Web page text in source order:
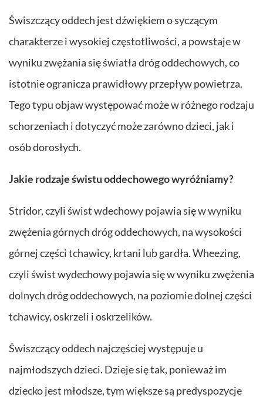
Świszczący oddech jest dźwiękiem o syczącym
charakterze i wysokiej częstotliwości, a powstaje w
wyniku zwężania się światła dróg oddechowych, co
istotnie ogranicza prawidłowy przepływ powietrza.
Tego typu objaw występować może w różnego rodzaju
schorzeniach i dotyczyć może zarówno dzieci, jak i
osób dorosłych.
Jakie rodzaje świstu oddechowego wyróżniamy?
Stridor, czyli świst wdechowy pojawia się w wyniku
zwężenia górnych dróg oddechowych, na wysokości
górnej części tchawicy, krtani lub gardła. Wheezing,
czyli świst wydechowy pojawia się w wyniku zwężenia
dolnych dróg oddechowych, na poziomie dolnej części
tchawicy, oskrzeli i oskrzelików.
Świszczący oddech najczęściej występuje u
najmłodszych dzieci. Dzieje się tak, ponieważ im
dziecko jest młodsze, tym większe są predyspozycje